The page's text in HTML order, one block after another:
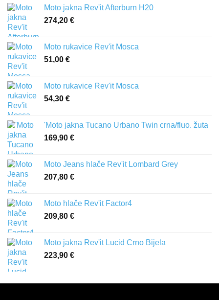
Moto jakna Rev'it Afterburn H20
274,20 €
Moto rukavice Rev'it Mosca
51,00 €
Moto rukavice Rev'it Mosca
54,30 €
'Moto jakna Tucano Urbano Twin crna/fluo. žuta
169,90 €
Moto Jeans hlače Rev'it Lombard Grey
207,80 €
Moto hlače Rev'it Factor4
209,80 €
Moto jakna Rev'it Lucid Crno Bijela
223,90 €